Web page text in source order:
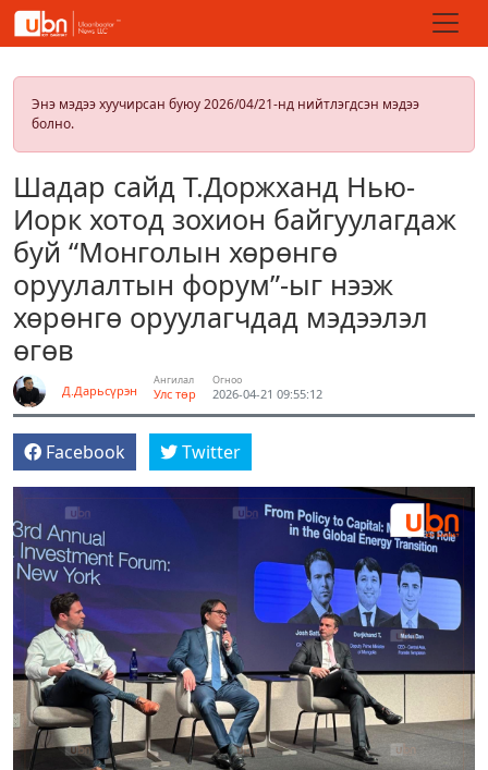
Энэ мэдээ хуучирсан буюу 2026/04/21-нд нийтлэгдсэн мэдээ
болно.
Шадар сайд Т.Доржханд Нью-
Иорк хотод зохион байгуулагдаж
буй “Монголын хөрөнгө
оруулалтын форум”-ыг нээж
хөрөнгө оруулагчдад мэдээлэл
өгөв
Д.Дарьсүрэн
Ангилал
Улс төр
Огноо
2026-04-21 09:55:12
Facebook Twitter